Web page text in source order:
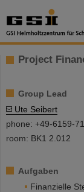
Project
Group Lead
Ute Seibert
phone: +49-6159-
room: BK1 2.012
Aufgaben
Finanzielle